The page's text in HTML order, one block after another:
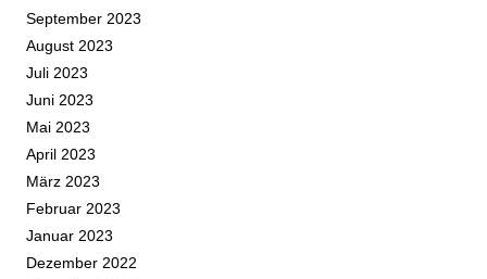
September 2023
August 2023
Juli 2023
Juni 2023
Mai 2023
April 2023
März 2023
Februar 2023
Januar 2023
Dezember 2022